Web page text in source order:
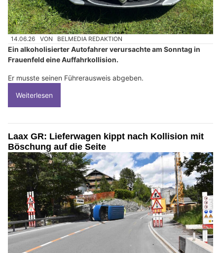
14.06.26 VON BELMEDIA REDAKTION
Ein alkoholisierter Autofahrer verursachte am Sonntag in
Frauenfeld eine Auffahrkollision.
Er musste seinen Führerausweis abgeben.
Weiterlesen
Laax GR: Lieferwagen kippt nach Kollision mit
Böschung auf die Seite